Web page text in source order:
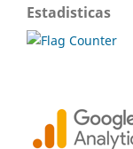
Estadisticas